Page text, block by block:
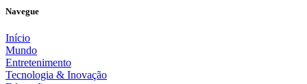
Navegue
Início
Mundo
Entretenimento
Tecnologia & Inovação